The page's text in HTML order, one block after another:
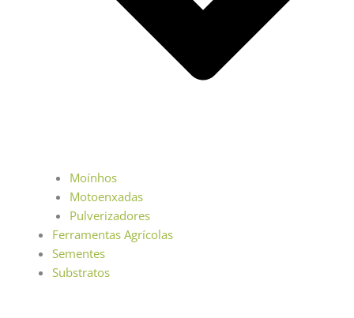
Moínhos
Motoenxadas
Pulverizadores
Ferramentas Agrícolas
Sementes
Substratos